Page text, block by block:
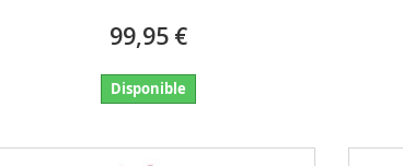
99,95 €
Disponible